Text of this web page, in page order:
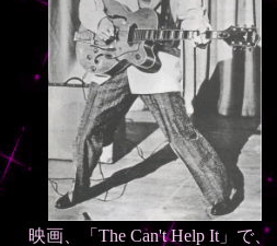
映画、「The Can't Help It」で、